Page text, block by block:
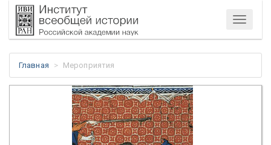
Меню
Главная Мероприятия